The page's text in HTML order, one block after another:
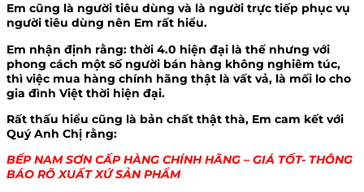
Em cũng là người tiêu dùng và là người trực tiếp phục vụ
người tiêu dùng nên Em rất hiểu.
Em nhận định rằng: thời 4.0 hiện đại là thế nhưng với
phong cách một số người bán hàng không nghiêm túc,
thì việc mua hàng chính hãng thật là vất vả, là mối lo cho
gia đình Việt thời hiện đại.
Rất thấu hiểu cũng là bản chất thật thà, Em cam kết với
Quý Anh Chị rằng:
BẾP NAM SƠN CẤP HÀNG CHÍNH HÃNG – GIÁ TỐT- THÔNG
BÁO RÕ XUẤT XỨ SẢN PHẨM